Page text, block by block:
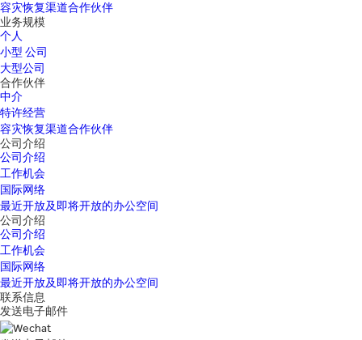
容灾恢复渠道合作伙伴
业务规模
个人
小型 公司
大型公司
合作伙伴
中介
特许经营
容灾恢复渠道合作伙伴
公司介绍
公司介绍
工作机会
国际网络
最近开放及即将开放的办公空间
公司介绍
公司介绍
工作机会
国际网络
最近开放及即将开放的办公空间
联系信息
发送电子邮件